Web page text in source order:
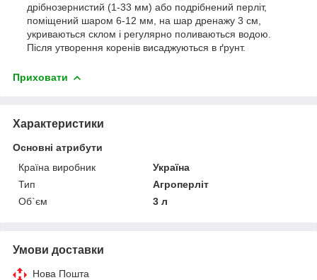
дрібнозернистий (1-33 мм) або подрібнений перліт,
поміщений шаром 6-12 мм, на шар дренажу 3 см,
укриваються склом і регулярно поливаються водою.
Після утворення коренів висаджуються в ґрунт.
Приховати
Характеристики
Основні атрибути
Країна виробник
Україна
Тип
Агроперліт
Об`єм
3 л
Умови доставки
Нова Пошта